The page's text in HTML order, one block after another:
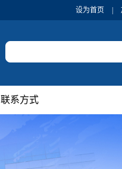
设为首页
联系方式